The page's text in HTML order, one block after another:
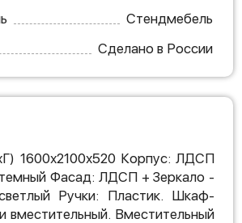
Стендмебель
Сделано в России
1600х2100х520 Корпус: ЛДСП
Фасад: ЛДСП + Зеркало -
Ручки: Пластик. Шкаф-
вместительный. Вместительный